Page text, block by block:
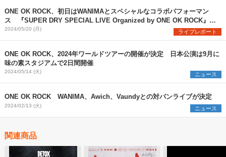
ONE OK ROCK、初日はWANIMAとスペシャルなコラボパフォーマン
ス 『SUPER DRY SPECIAL LIVE Organized by ONE OK ROCK』開
幕
2024/05/20 (月) ライブレポート
ONE OK ROCK、2024年ワールドツアーの開催が決定 日本公演は9月に
味の素スタジアムで2日間開催
2024/05/14 (火) ニュース
ONE OK ROCK WANIMA、Awich、Vaundyとの対バンライブが決定
2024/02/13 (火) ニュース
関連商品